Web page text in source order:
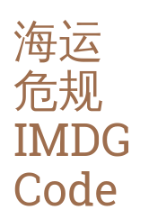
海运
危规
IMDG
Code